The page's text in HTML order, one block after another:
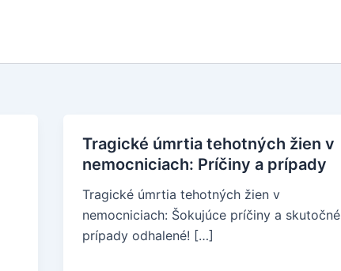
Tragické úmrtia tehotných žien v
nemocniciach: Príčiny a prípady
Tragické úmrtia tehotných žien v
nemocniciach: Šokujúce príčiny a skutočné
prípady odhalené! […]